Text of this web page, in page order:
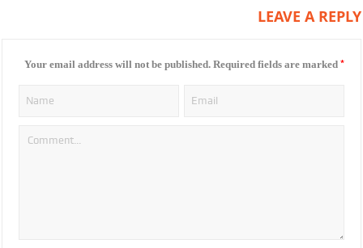
LEAVE A REPLY
Your email address will not be published. Required fields are marked *